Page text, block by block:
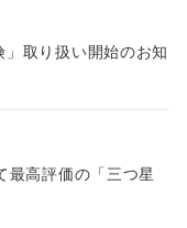
」取り扱い開始のお知
最高評価の「三つ星